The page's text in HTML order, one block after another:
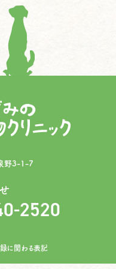
野3-1-7
2520
に関わる表記